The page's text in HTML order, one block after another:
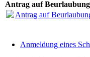
Antrag auf
Antrag auf
Anmeldung eines